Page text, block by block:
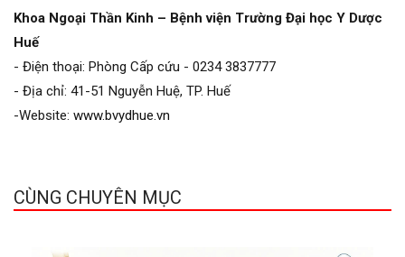
Khoa Ngoại Thần Kinh – Bệnh viện Trường Đại học Y Dược
Huế
- Điện thoại: Phòng Cấp cứu - 0234 3837777
- Địa chỉ: 41-51 Nguyễn Huệ, TP. Huế
-Website: www.bvydhue.vn
CÙNG CHUYÊN MỤC